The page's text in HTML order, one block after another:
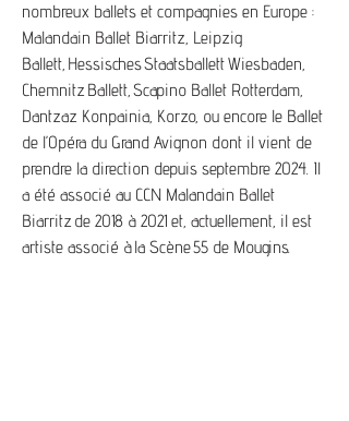
nombreux ballets et compagnies en Europe :
Malandain Ballet Biarritz, Leipzig
Ballett, Hessisches Staatsballett Wiesbaden,
Chemnitz Ballett, Scapino Ballet Rotterdam,
Dantzaz Konpainia, Korzo, ou encore le Ballet
de l’Opéra du Grand Avignon dont il vient de
prendre la direction depuis septembre 2024. Il
a été associé au CCN Malandain Ballet
Biarritz de 2018 à 2021 et, actuellement, il est
artiste associé à la Scène 55 de Mougins.